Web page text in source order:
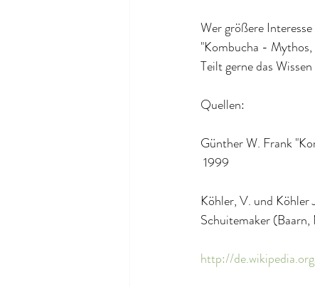
Wer größere
"Kombucha -
Teilt gerne das
Quellen:
Günther W. Frank
1999
Köhler, V. und Köhler
Schuitemaker
http://